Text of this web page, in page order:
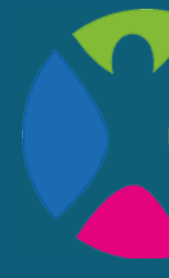
περιεχόμενο